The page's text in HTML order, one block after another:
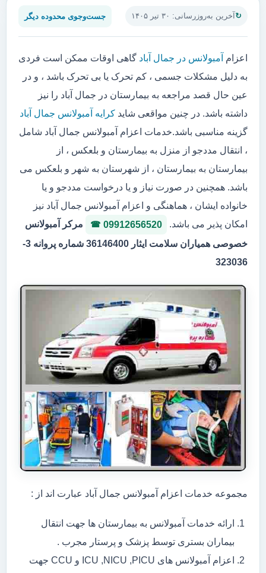
آخرین به‌روزرسانی: ۳۰ تیر ۱۴۰۵ جست‌وجوی محدوده دیگر
اعزام آمبولانس در جمال آباد گاهی اوقات ممکن است فردی
به دلیل مشکلات جسمی ، کم تحرک یا بی تحرک باشد ، و در
عین حال قصد مراجعه به بیمارستان در جمال آباد را نیز
داشته باشد. در چنین مواقعی شاید کرایه آمبولانس جمال آباد
گزینه مناسبی باشد.خدمات اعزام آمبولانس جمال آباد شامل
، انتقال مددجو از منزل به بیمارستان و بلعکس ، از
بیمارستان به بیمارستان ، از شهرستان به شهر و بلعکس می
باشد. همچنین در صورت نیاز و یا درخواست مددجو و یا
خانواده ایشان ، هماهنگی و اعزام آمبولانس جمال آباد نیز
امکان پذیر می باشد.
09912656520
مرکر آمبولانس
خصوصی همیاران سلامت ایثار 36146400 شماره پروانه 3-
323036
مجموعه خدمات اعزام آمبولانس جمال آباد عبارت اند از :
ارائه خدمات آمبولانس به بیمارستان ها جهت انتقال
بیماران بستری توسط پزشک و پرستار مجرب .
اعزام آمبولانس های ICU ,NICU ,PICU و CCU جهت